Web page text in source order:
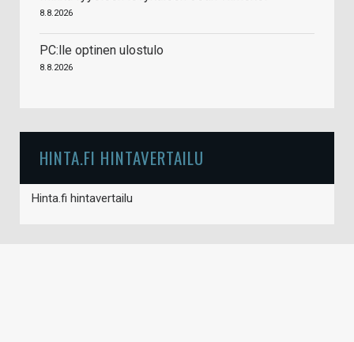
8.8.2026
PC:lle optinen ulostulo
8.8.2026
HINTA.FI HINTAVERTAILU
Hinta.fi hintavertailu